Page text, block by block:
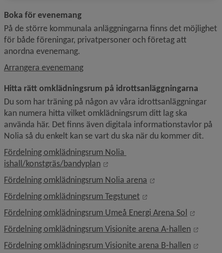
Boka för evenemang
På de större kommunala anläggningarna finns det möjlighet
för både föreningar, privatpersoner och företag att
anordna evenemang.
Arrangera evenemang
Hitta rätt omklädningsrum på idrottsanläggningarna
Du som har träning på någon av våra idrottsanläggningar
kan numera hitta vilket omklädningsrum ditt lag ska
använda här. Det finns även digitala informationstavlor på
Nolia så du enkelt kan se vart du ska när du kommer dit.
Fördelning omklädningsrum Nolia
ishall/konstgräs/bandyplan
Länk till annan webbplats,
Fördelning omklädningsrum Nolia arena
Länk till annan
Fördelning omklädningsrum Tegstunet
Länk till annan
Fördelning omklädningsrum Umeå Energi Arena Sol
Länk
Fördelning omklädningsrum Visionite arena A-hallen
Länk
Fördelning omklädningsrum Visionite arena B-hallen
Länk